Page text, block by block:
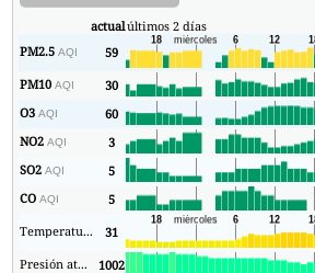
actualúltimos 2 días
PM2.5AQI 59
PM10AQI 30
O3AQI 60
NO2AQI 3
SO2AQI 5
COAQI 5
Temperatura.
31
Presión atmosférica
1002